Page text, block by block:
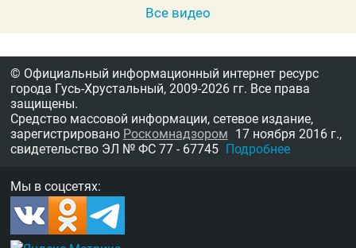
Все видео
© Официальный информационный интернет ресурс
города Гусь-Хрустальный, 2009-2026 гг. Все права
защищены.
Средство массовой информации, сетевое издание,
зарегистрировано Роскомнадзором 17 ноября 2016 г.,
свидетельство ЭЛ № ФС 77 - 67745 Подробнее
Мы в соцсетях: